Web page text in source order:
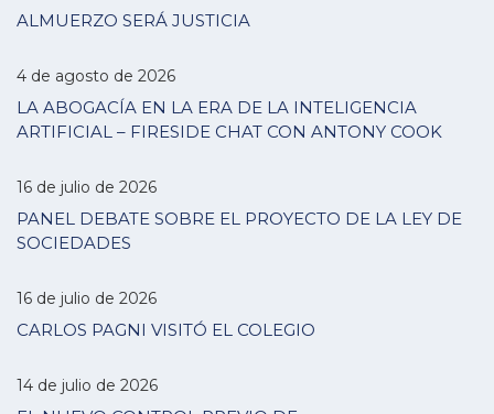
ALMUERZO SERÁ JUSTICIA
4 de agosto de 2026
LA ABOGACÍA EN LA ERA DE LA INTELIGENCIA
ARTIFICIAL – FIRESIDE CHAT CON ANTONY COOK
16 de julio de 2026
PANEL DEBATE SOBRE EL PROYECTO DE LA LEY DE
SOCIEDADES
16 de julio de 2026
CARLOS PAGNI VISITÓ EL COLEGIO
14 de julio de 2026